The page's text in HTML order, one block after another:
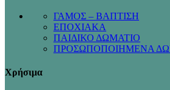
ΓΑΜΟΣ – ΒΑΠΤΙΣΗ
ΕΠΟΧΙΑΚΑ
ΠΑΙΔΙΚΟ ΔΩΜΑΤΙΟ
ΠΡΟΣΩΠΟΠΟΙΗΜΕΝΑ
Χρήσιμα